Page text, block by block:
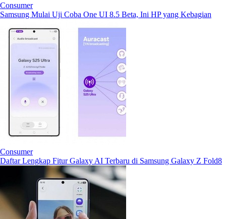
Consumer
Samsung Mulai Uji Coba One UI 8.5 Beta, Ini HP yang Kebagian
Consumer
Daftar Lengkap Fitur Galaxy AI Terbaru di Samsung Galaxy Z Fold8